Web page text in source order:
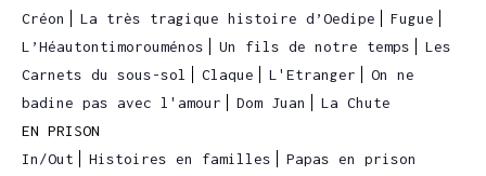
Créon
La très tragique histoire d’Oedipe
Fugue
L’Héautontimorouménos
Un fils de notre temps
Les
Carnets du sous-sol
Claque L'Etranger
On ne
badine pas avec l'amour
Dom Juan
La Chute
EN PRISON
In/Out
Histoires en familles Papas en prison